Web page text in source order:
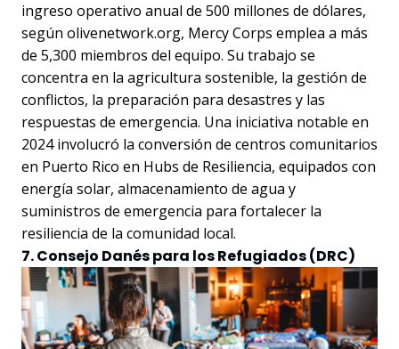
ingreso operativo anual de 500 millones de dólares,
según olivenetwork.org, Mercy Corps emplea a más
de 5,300 miembros del equipo. Su trabajo se
concentra en la agricultura sostenible, la gestión de
conflictos, la preparación para desastres y las
respuestas de emergencia. Una iniciativa notable en
2024 involucró la conversión de centros comunitarios
en Puerto Rico en Hubs de Resiliencia, equipados con
energía solar, almacenamiento de agua y
suministros de emergencia para fortalecer la
resiliencia de la comunidad local.
7. Consejo Danés para los Refugiados (DRC)